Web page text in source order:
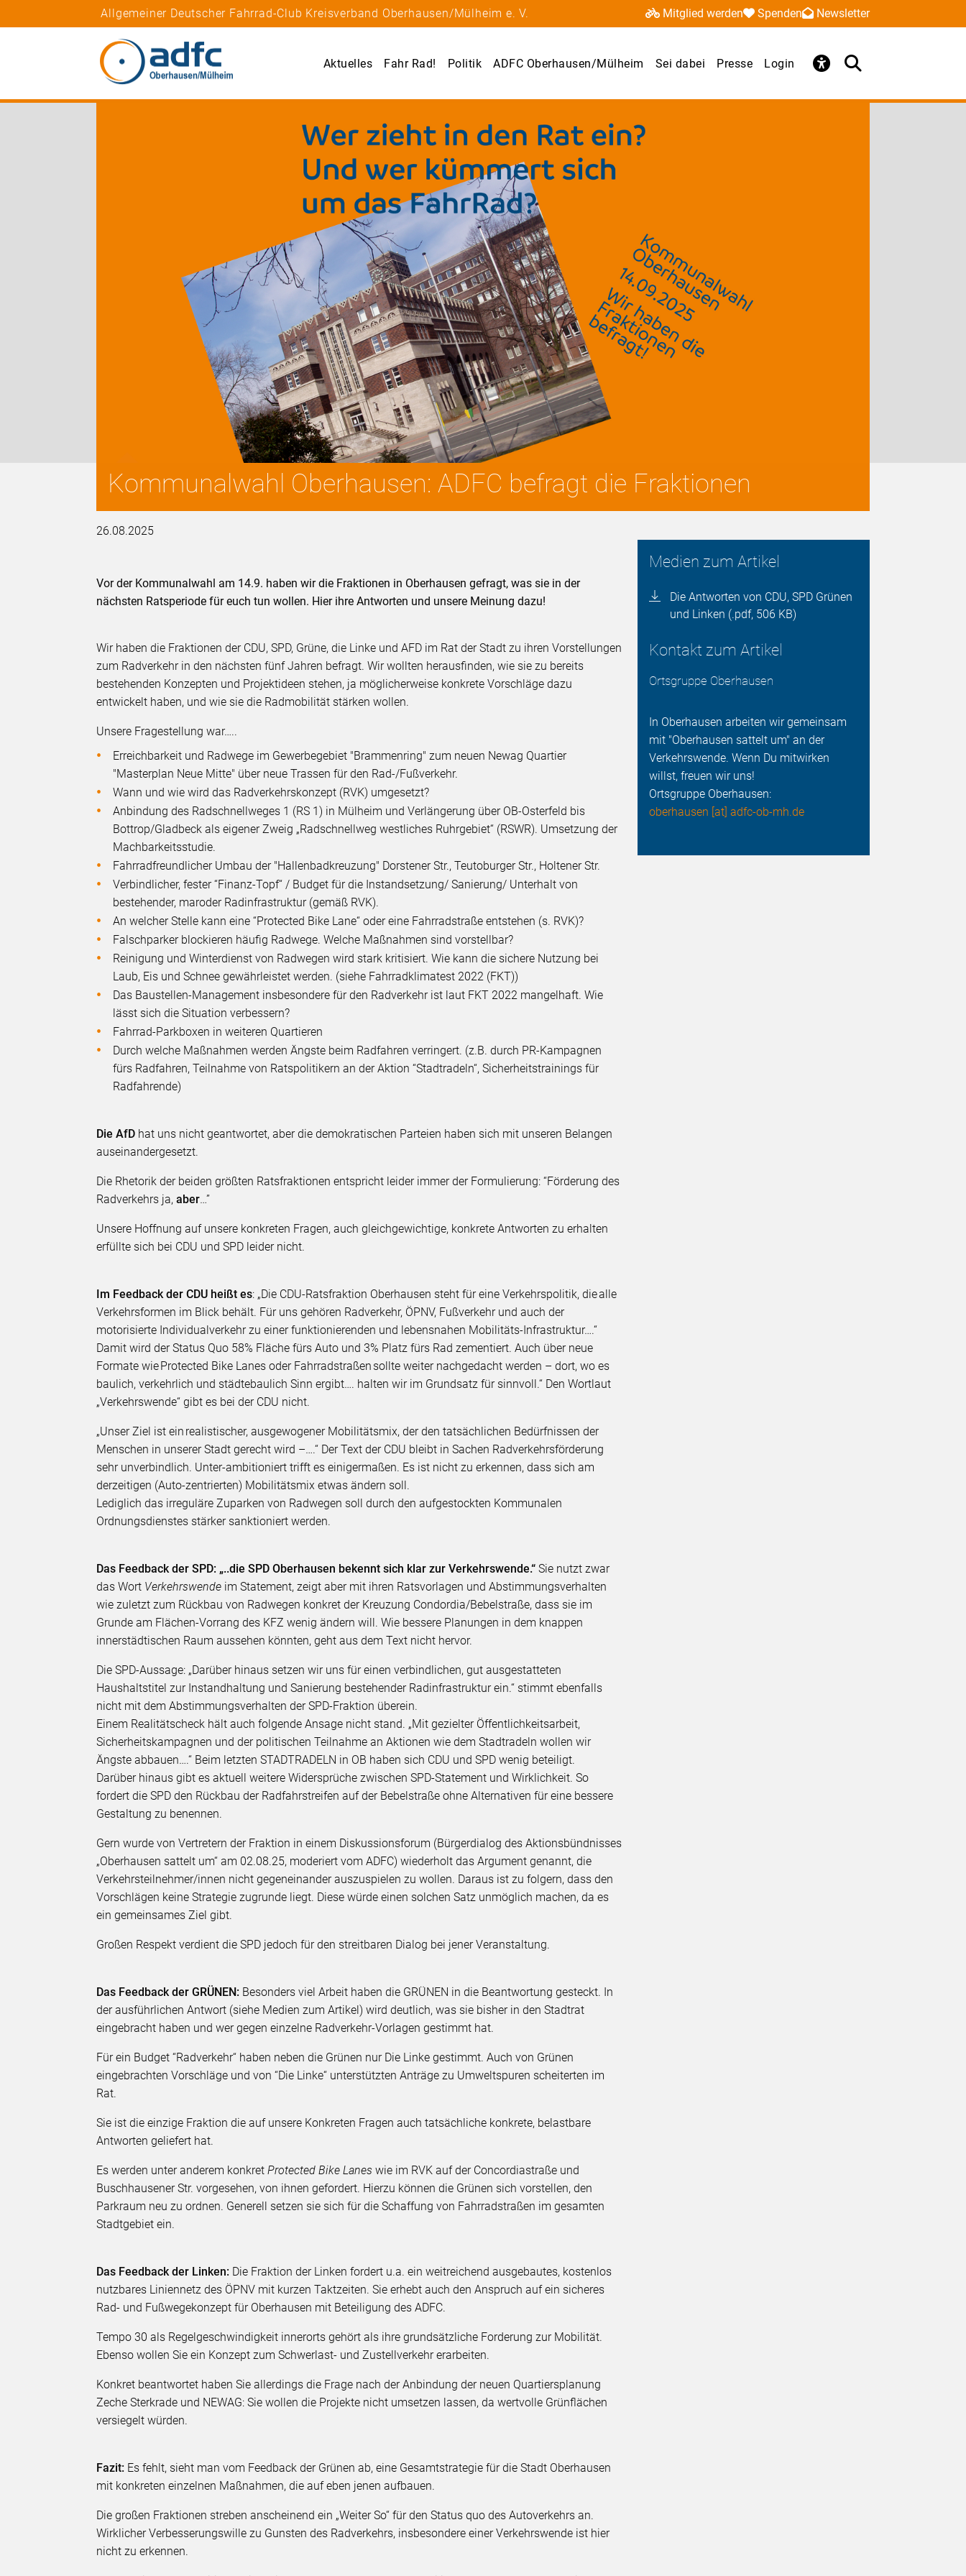
Allgemeiner Deutscher Fahrrad-Club Kreisverband Oberhausen/Mülheim e. V. Mitglied werden Spenden Newsletter
Aktuelles Fahr Rad! Politik ADFC Oberhausen/Mülheim Sei dabei Presse Login
Kommunalwahl Oberhausen: ADFC befragt die Fraktionen
26.08.2025
Medien zum Artikel
Die Antworten von CDU, SPD Grünen
und Linken (.pdf, 506 KB)
Kontakt zum Artikel
Ortsgruppe Oberhausen
In Oberhausen arbeiten wir gemeinsam
mit "Oberhausen sattelt um" an der
Verkehrswende. Wenn Du mitwirken
willst, freuen wir uns!
Ortsgruppe Oberhausen:
oberhausen [at] adfc-ob-mh.de
Vor der Kommunalwahl am 14.9. haben wir die Fraktionen in Oberhausen gefragt, was sie in der
nächsten Ratsperiode für euch tun wollen. Hier ihre Antworten und unsere Meinung dazu!
Wir haben die Fraktionen der CDU, SPD, Grüne, die Linke und AFD im Rat der Stadt zu ihren Vorstellungen
zum Radverkehr in den nächsten fünf Jahren befragt. Wir wollten herausfinden, wie sie zu bereits
bestehenden Konzepten und Projektideen stehen, ja möglicherweise konkrete Vorschläge dazu
entwickelt haben, und wie sie die Radmobilität stärken wollen.
Unsere Fragestellung war…..
Erreichbarkeit und Radwege im Gewerbegebiet "Brammenring" zum neuen Newag Quartier
"Masterplan Neue Mitte" über neue Trassen für den Rad-/Fußverkehr.
Wann und wie wird das Radverkehrskonzept (RVK) umgesetzt?
Anbindung des Radschnellweges 1 (RS 1) in Mülheim und Verlängerung über OB-Osterfeld bis
Bottrop/Gladbeck als eigener Zweig „Radschnellweg westliches Ruhrgebiet“ (RSWR). Umsetzung der
Machbarkeitsstudie.
Fahrradfreundlicher Umbau der "Hallenbadkreuzung" Dorstener Str., Teutoburger Str., Holtener Str.
Verbindlicher, fester “Finanz-Topf“ / Budget für die Instandsetzung/ Sanierung/ Unterhalt von
bestehender, maroder Radinfrastruktur (gemäß RVK).
An welcher Stelle kann eine “Protected Bike Lane“ oder eine Fahrradstraße entstehen (s. RVK)?
Falschparker blockieren häufig Radwege. Welche Maßnahmen sind vorstellbar?
Reinigung und Winterdienst von Radwegen wird stark kritisiert. Wie kann die sichere Nutzung bei
Laub, Eis und Schnee gewährleistet werden. (siehe Fahrradklimatest 2022 (FKT))
Das Baustellen-Management insbesondere für den Radverkehr ist laut FKT 2022 mangelhaft. Wie
lässt sich die Situation verbessern?
Fahrrad-Parkboxen in weiteren Quartieren
Durch welche Maßnahmen werden Ängste beim Radfahren verringert. (z.B. durch PR-Kampagnen
fürs Radfahren, Teilnahme von Ratspolitikern an der Aktion “Stadtradeln“, Sicherheitstrainings für
Radfahrende)
Die AfD hat uns nicht geantwortet, aber die demokratischen Parteien haben sich mit unseren Belangen
auseinandergesetzt.
Die Rhetorik der beiden größten Ratsfraktionen entspricht leider immer der Formulierung: “Förderung des
Radverkehrs ja,aber…”
Unsere Hoffnung auf unsere konkreten Fragen, auch gleichgewichtige, konkrete Antworten zu erhalten
erfüllte sich bei CDU und SPD leider nicht.
Im Feedback der CDU heißt es: „Die CDU-Ratsfraktion Oberhausen steht für eine Verkehrspolitik, die alle
Verkehrsformen im Blick behält. Für uns gehören Radverkehr, ÖPNV, Fußverkehr und auch der
motorisierte Individualverkehr zu einer funktionierenden und lebensnahen Mobilitäts-Infrastruktur….“
Damit wird der Status Quo 58% Fläche fürs Auto und 3% Platz fürs Rad zementiert. Auch über neue
Formate wie Protected Bike Lanes oder Fahrradstraßen sollte weiter nachgedacht werden – dort, wo es
baulich, verkehrlich und städtebaulich Sinn ergibt…. halten wir im Grundsatz für sinnvoll.“ Den Wortlaut
„Verkehrswende“ gibt es bei der CDU nicht.
„Unser Ziel ist ein realistischer, ausgewogener Mobilitätsmix, der den tatsächlichen Bedürfnissen der
Menschen in unserer Stadt gerecht wird –….“ Der Text der CDU bleibt in Sachen Radverkehrsförderung
sehr unverbindlich. Unter-ambitioniert trifft es einigermaßen. Es ist nicht zu erkennen, dass sich am
derzeitigen (Auto-zentrierten) Mobilitätsmix etwas ändern soll.
Lediglich das irreguläre Zuparken von Radwegen soll durch den aufgestockten Kommunalen
Ordnungsdienstes stärker sanktioniert werden.
Das Feedback der SPD: „..die SPD Oberhausen bekennt sich klar zur Verkehrswende.“Sie nutzt zwar
das Wort Verkehrswende im Statement, zeigt aber mit ihren Ratsvorlagen und Abstimmungsverhalten
wie zuletzt zum Rückbau von Radwegen konkret der Kreuzung Condordia/Bebelstraße, dass sie im
Grunde am Flächen-Vorrang des KFZ wenig ändern will. Wie bessere Planungen in dem knappen
innerstädtischen Raum aussehen könnten, geht aus dem Text nicht hervor.
Die SPD-Aussage: „Darüber hinaus setzen wir uns für einen verbindlichen, gut ausgestatteten
Haushaltstitel zur Instandhaltung und Sanierung bestehender Radinfrastruktur ein.“ stimmt ebenfalls
nicht mit dem Abstimmungsverhalten der SPD-Fraktion überein.
Einem Realitätscheck hält auch folgende Ansage nicht stand. „Mit gezielter Öffentlichkeitsarbeit,
Sicherheitskampagnen und der politischen Teilnahme an Aktionen wie dem Stadtradeln wollen wir
Ängste abbauen….“ Beim letzten STADTRADELN in OB haben sich CDU und SPD wenig beteiligt.
Darüber hinaus gibt es aktuell weitere Widersprüche zwischen SPD-Statement und Wirklichkeit. So
fordert die SPD den Rückbau der Radfahrstreifen auf der Bebelstraße ohne Alternativen für eine bessere
Gestaltung zu benennen.
Gern wurde von Vertretern der Fraktion in einem Diskussionsforum (Bürgerdialog des Aktionsbündnisses
„Oberhausen sattelt um“ am 02.08.25, moderiert vom ADFC) wiederholt das Argument genannt, die
Verkehrsteilnehmer/innen nicht gegeneinander auszuspielen zu wollen. Daraus ist zu folgern, dass den
Vorschlägen keine Strategie zugrunde liegt. Diese würde einen solchen Satz unmöglich machen, da es
ein gemeinsames Ziel gibt.
Großen Respekt verdient die SPD jedoch für den streitbaren Dialog bei jener Veranstaltung.
Das Feedback der GRÜNEN: Besonders viel Arbeit haben die GRÜNEN in die Beantwortung gesteckt. In
der ausführlichen Antwort (siehe Medien zum Artikel) wird deutlich, was sie bisher in den Stadtrat
eingebracht haben und wer gegen einzelne Radverkehr-Vorlagen gestimmt hat.
Für ein Budget “Radverkehr“ haben neben die Grünen nur Die Linke gestimmt. Auch von Grünen
eingebrachten Vorschläge und von “Die Linke“ unterstützten Anträge zu Umweltspuren scheiterten im
Rat.
Sie ist die einzige Fraktion die auf unsere Konkreten Fragen auch tatsächliche konkrete, belastbare
Antworten geliefert hat.
Es werden unter anderem konkretProtected Bike Lanes wie im RVK auf der Concordiastraße und
Buschhausener Str. vorgesehen, von ihnen gefordert. Hierzu können die Grünen sich vorstellen, den
Parkraum neu zu ordnen. Generell setzen sie sich für die Schaffung von Fahrradstraßen im gesamten
Stadtgebiet ein.
Das Feedback der Linken: Die Fraktion der Linken fordert u.a. ein weitreichend ausgebautes, kostenlos
nutzbares Liniennetz des ÖPNV mit kurzen Taktzeiten. Sie erhebt auch den Anspruch auf ein sicheres
Rad- und Fußwegekonzept für Oberhausen mit Beteiligung des ADFC.
Tempo 30 als Regelgeschwindigkeit innerorts gehört als ihre grundsätzliche Forderung zur Mobilität.
Ebenso wollen Sie ein Konzept zum Schwerlast- und Zustellverkehr erarbeiten.
Konkret beantwortet haben Sie allerdings die Frage nach der Anbindung der neuen Quartiersplanung
Zeche Sterkrade und NEWAG: Sie wollen die Projekte nicht umsetzen lassen, da wertvolle Grünflächen
versiegelt würden.
Fazit: Es fehlt, sieht man vom Feedback der Grünen ab, eine Gesamtstrategie für die Stadt Oberhausen
mit konkreten einzelnen Maßnahmen, die auf eben jenen aufbauen.
Die großen Fraktionen streben anscheinend ein „Weiter So“ für den Status quo des Autoverkehrs an.
Wirklicher Verbesserungswille zu Gunsten des Radverkehrs, insbesondere einer Verkehrswende ist hier
nicht zu erkennen.